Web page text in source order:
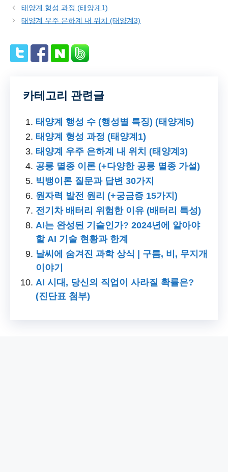
태양계 형성 과정 (태양계1)
태양계 우주 은하계 내 위치 (태양계3)
카테고리 관련글
태양계 행성 수 (행성별 특징) (태양계5)
태양계 형성 과정 (태양계1)
태양계 우주 은하계 내 위치 (태양계3)
공룡 멸종 이론 (+다양한 공룡 멸종 가설)
빅뱅이론 질문과 답변 30가지
원자력 발전 원리 (+궁금증 15가지)
전기차 배터리 위험한 이유 (배터리 특성)
AI는 완성된 기술인가? 2024년에 알아야
할 AI 기술 현황과 한계
날씨에 숨겨진 과학 상식 | 구름, 비, 무지개
이야기
AI 시대, 당신의 직업이 사라질 확률은?
(진단표 첨부)